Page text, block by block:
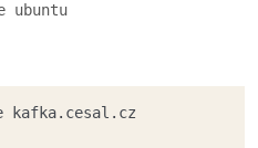
ubuntu
kafka.cesal.cz